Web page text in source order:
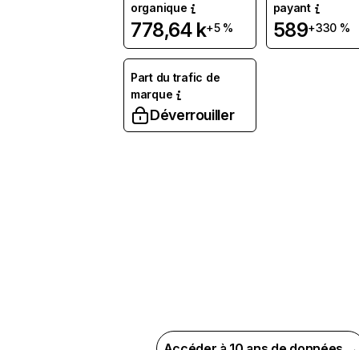
organique
778,64 k+5 %
payant
589+330 %
Part du trafic de
marque
Déverrouiller